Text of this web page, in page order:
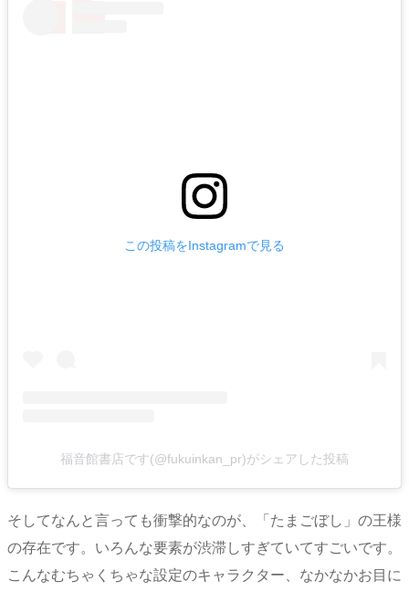
この投稿をInstagramで見る
福音館書店です(@fukuinkan_pr)がシェアした投稿
そしてなんと言っても衝撃的なのが、「たまごぼし」の王様
の存在です。いろんな要素が渋滞しすぎていてすごいです。
こんなむちゃくちゃな設定のキャラクター、なかなかお目に